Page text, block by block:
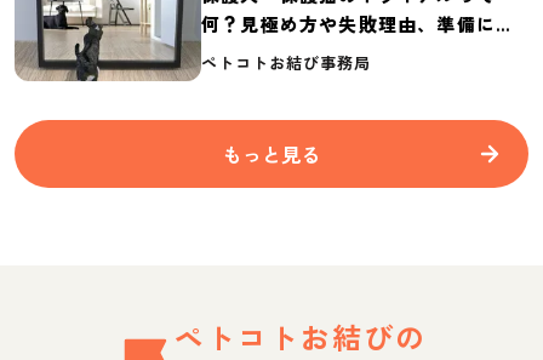
何？見極め方や失敗理由、準備に必
要なものを紹介
ペトコトお結び事務局
もっと見る
ペトコトお結びの